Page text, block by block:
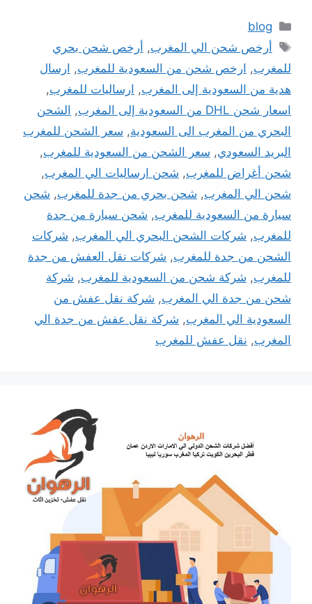
التصنيفات
blog
الوسوم
أرخص شحن الي المغرب, أرخص شحن بحري
للمغرب, ارخص شحن من السعودية للمغرب, ارسال
هدية من السعودية إلى المغرب, ارساليات للمغرب,
اسعار شحن DHL من السعودية إلى المغرب
, الشحن
البحري من المغرب الى السعودية, سعر الشحن للمغرب
البريد السعودي, سعر الشحن من السعودية للمغرب,
شحن أغراض للمغرب, شحن ارساليات الي المغرب,
شحن الي المغرب, شحن بحري من جدة للمغرب, شحن
سيارة من السعودية للمغرب, شحن سيارة من جدة
للمغرب, شركات الشحن البحري الي المغرب, شركات
الشحن من جدة للمغرب, شركات نقل العفش من جدة
للمغرب, شركة شحن من السعودية للمغرب, شركة
شحن من جدة الي المغرب, شركة نقل عفش من
السعودية الي المغرب, شركة نقل عفش من جدة الي
المغرب, نقل عفش للمغرب